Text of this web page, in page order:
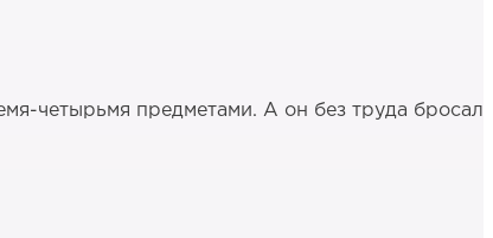
четырьмя предметами. А он без труда бросал